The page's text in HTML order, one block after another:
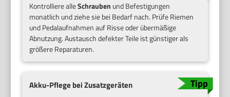
Kontrolliere alleSchrauben und Befestigungen
monatlich und ziehe sie bei Bedarf nach. Prüfe Riemen
und Pedalaufnahmen auf Risse oder übermäßige
Abnutzung. Austausch defekter Teile ist günstiger als
größere Reparaturen.
Akku-Pflege bei Zusatzgeräten